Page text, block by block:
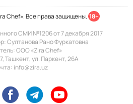
Chef». Все права защищены. 18+
СМИ №1206 от 7 декабря 2017
Султанова Рано Фуркатовна
ООО «Zira Chef»
Ташкент, ул. Паркент, 26А
info@zira.uz